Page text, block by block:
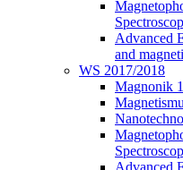
Advanced
and
WS 2017/2018
Magnonik 1
Advanced